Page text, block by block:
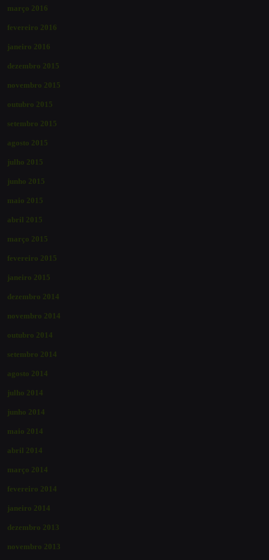
março 2016
fevereiro 2016
janeiro 2016
dezembro 2015
novembro 2015
outubro 2015
setembro 2015
agosto 2015
julho 2015
junho 2015
maio 2015
abril 2015
março 2015
fevereiro 2015
janeiro 2015
dezembro 2014
novembro 2014
outubro 2014
setembro 2014
agosto 2014
julho 2014
junho 2014
maio 2014
abril 2014
março 2014
fevereiro 2014
janeiro 2014
dezembro 2013
novembro 2013